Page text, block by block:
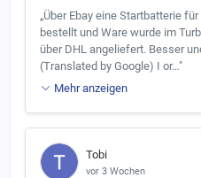
„Über Ebay eine Startbatterie
bestellt und Ware wurde im
über DHL angeliefert. Besser
(Translated by Google) I or…"
Mehr anzeigen
Tobi
vor 3 Wochen